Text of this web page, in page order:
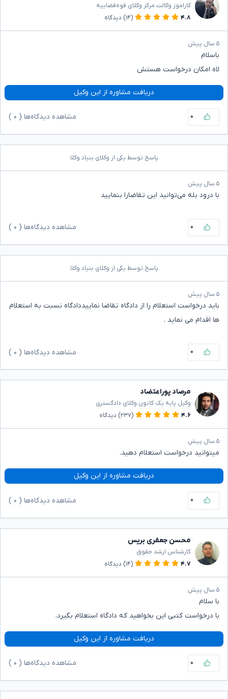
کاراموز وکالت مرکز وکلای قوه‌قضاییه
۴.۸
(۱۴) دیدگاه
۵ سال پیش
باسلام
لاه امکان درخواست هستش
دریافت مشاوره از این وکیل
۰ مشاهده دیدگاه‌ها ( ۰
پاسخ توسط یکی از وکلای بنیاد وکلا
۵ سال پیش
با درود بله می‌توانید این تقاضارا بنمایید
۰ مشاهده دیدگاه‌ها ( ۰
پاسخ توسط یکی از وکلای بنیاد وکلا
۵ سال پیش
باید درخواست استعلام را از دادگاه تقاضا نماییددادگاه نسبت به استعلام
ها اقدام می نماید .
۰ مشاهده دیدگاه‌ها ( ۰
مرصاد پوراعتضاد
وکیل پایه یک کانون وکلای دادگستری
۴.۶
(۲۳۷) دیدگاه
۵ سال پیش
میتوانید درخواست استعلام دهید.
دریافت مشاوره از این وکیل
۰ مشاهده دیدگاه‌ها ( ۰
محسن جعفری بریس
کارشناس ارشد حقوق
۴.۷
(۱۴) دیدگاه
۵ سال پیش
با سلام
با درخواست کتبی این بخواهید که دادگاه استعلام بگیرد.
دریافت مشاوره از این وکیل
۰ مشاهده دیدگاه‌ها ( ۰